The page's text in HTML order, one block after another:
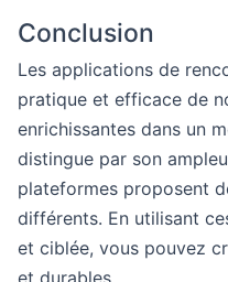
Conclusion
Les applications de
pratique et efficace de
enrichissantes dans un
distingue par son
plateformes proposent
différents. En utilisant
et ciblée, vous pouvez
et durables.